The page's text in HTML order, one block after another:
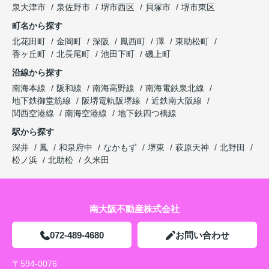
泉大津市
泉佐野市 堺市西区 貝塚市
堺市東区
町名から探す
北花田町
金岡町 深阪 鳳西町 澤
東助松町
香ヶ丘町
北長尾町 池田下町
磯上町
沿線から探す
南海本線
阪和線 南海高野線
南海電鉄泉北線
地下鉄御堂筋線
阪堺電軌阪堺線
近鉄南大阪線
関西空港線
南海空港線
地下鉄四つ橋線
駅から探す
深井
鳳 和泉府中 なかもず 堺東 萩原天神
北野田
松ノ浜
北助松 久米田
南大阪不動産株式会社
072-489-4680 お問い合わせ
〒594-0076